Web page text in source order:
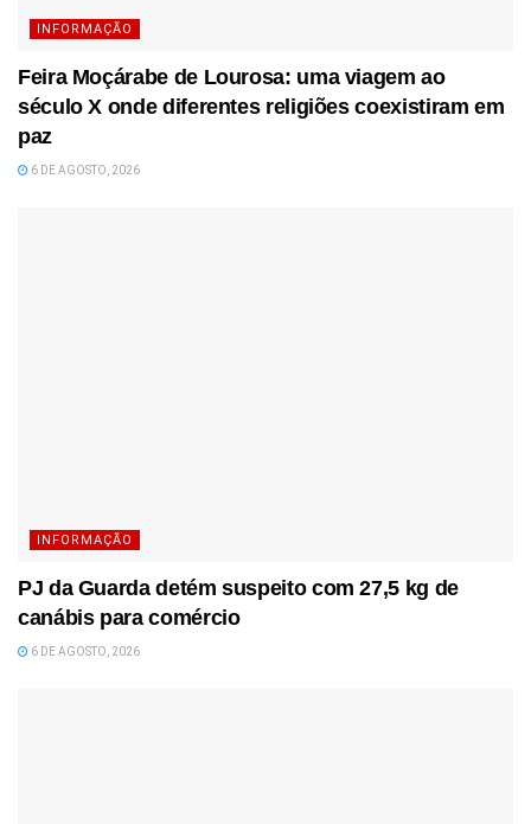
INFORMAÇÃO
Feira Moçárabe de Lourosa: uma viagem ao
século X onde diferentes religiões coexistiram em
paz
6 DE AGOSTO, 2026
INFORMAÇÃO
PJ da Guarda detém suspeito com 27,5 kg de
canábis para comércio
6 DE AGOSTO, 2026